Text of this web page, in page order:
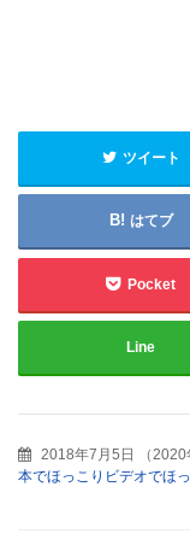
ツイート
はてブ
Pocket
Line
2018年7月5日 （ 2020
本でほっこりビデオでほ